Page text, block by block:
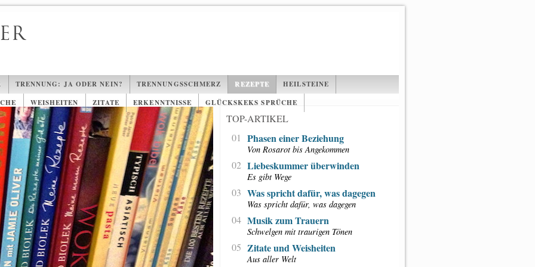
TRENNUNG: JA ODER NEIN? TRENNUNGSSCHMERZ REZEPTE
HEILSTEINE
WEISHEITEN ZITATE ERKENNTNISSE GLÜCKSKEKS SPRÜCHE
TOP-ARTIKEL
01
Phasen einer Beziehung
Von Rosarot bis Angekommen
02 Liebeskummer überwinden
Es gibt Wege
03 Was spricht dafür, was dagegen
Was spricht dafür, was dagegen
04 Musik zum Trauern
Schwelgen mit traurigen Tönen
05 Zitate und Weisheiten
Aus aller Welt